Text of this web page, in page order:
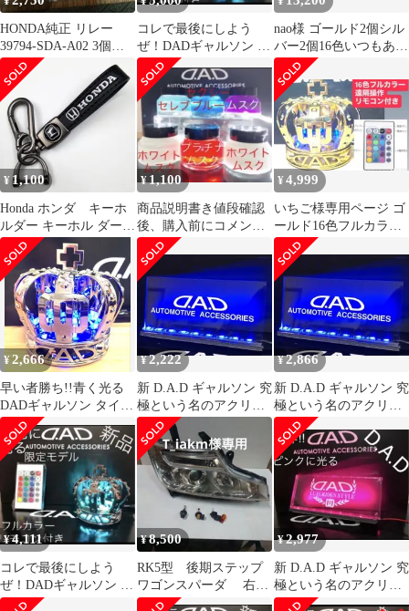
HONDA純正 リレー
39794-SDA-A02 3個セ
ット 開封あり未使用
コレで最後にしよう
ぜ！DADギャルソン 16
色フルカラー遠隔操作
リモコン付き
nao様 ゴールド2個シル
バー2個16色いつもあり
がとうございます延長
コード2つ
¥1,100
Honda ホンダ キーホ
ルダー キーホル ダー
車キーチェーン
¥1,100
商品説明書き値段確認
後、購入前にコメント
必要!!DAD詰め替え
¥4,999
いちご様専用ページ ゴ
ールド16色フルカラー
遠隔操作リモコン付き
4999円
¥2,666
早い者勝ち!!青く光る
DADギャルソン タイプ
CROWN王冠
¥2,222
新 D.A.D ギャルソン 究
極という名のアクリル
プレート 青く光るLED
¥2,866
新 D.A.D ギャルソン 究
極という名のアクリル
プレート 青く光るLED
¥4,111
コレで最後にしよう
ぜ！DADギャルソン 16
色フルカラー遠隔操作
¥8,500
RK5型 後期ステップ
ワゴンスパーダ 右ヘ
ッドライト おまけ付
¥2,977
新 D.A.D ギャルソン 究
極という名のアクリル
プレート ピンクに光る